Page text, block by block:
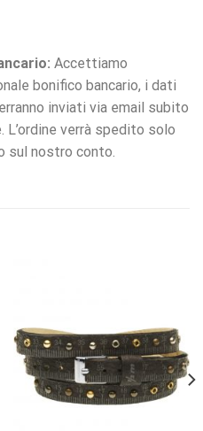
Accettiamo
bonifico bancario, i dati
inviati via email subito
verrà spedito solo
sul nostro conto.